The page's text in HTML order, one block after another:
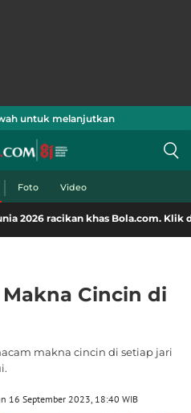
untuk melanjutkan
Foto Video
khas Bola.com. Klik di sini!
Cincin di
makna cincin di setiap jari
16 September 2023, 18:40 WIB